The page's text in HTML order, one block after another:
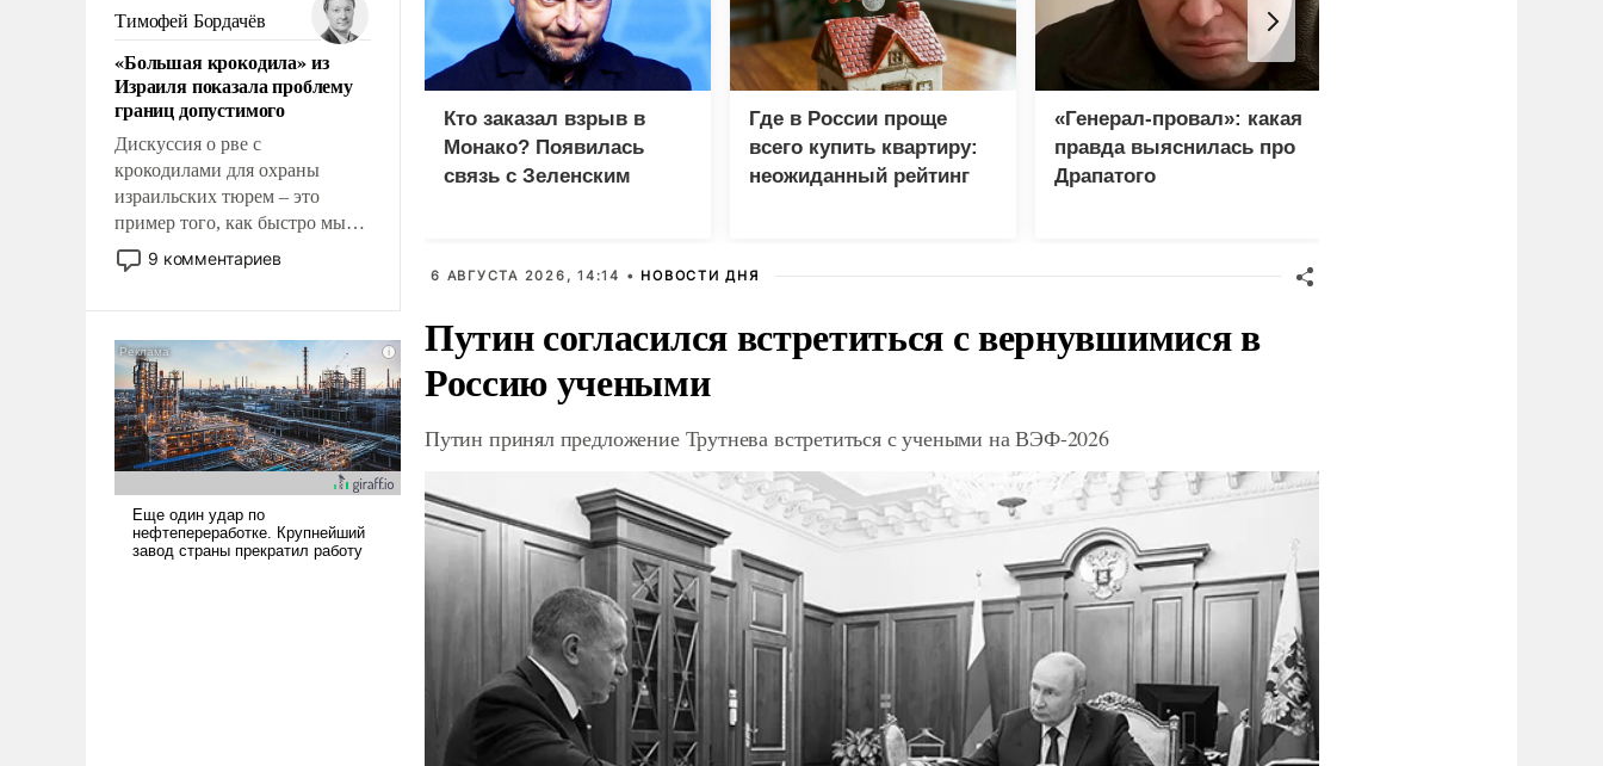
налогоплательщиков и где
Еревану за свои поступки не
нужно отвечать.
Тимофей Бордачёв
«Большая крокодила» из
Израиля показала проблему
границ допустимого
Дискуссия о рве с
крокодилами для охраны
израильских тюрем – это
пример того, как быстро мы
двигаемся по пути
революционных изменений.
псевдонаучной фантастики,
стало всерьез обсуждаемой
идеей.
9 комментариев
Кто заказал взрыв в
Монако? Появилась
связь с Зеленским
Где в России проще
всего купить квартиру:
неожиданный рейтинг
«Генерал-провал»: какая
правда выяснилась про
Драпатого
6 АВГУСТА 2026, 14:14 • НОВОСТИ ДНЯ
Путин согласился встретиться с вернувшимися в
Россию учеными
Путин принял предложение Трутнева встретиться с учеными на ВЭФ-2026